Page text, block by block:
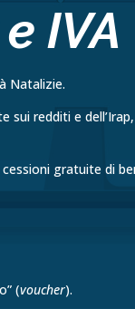
IVA
Natalizie.
sui red­diti e dell’Irap,
gratuite di
(voucher).